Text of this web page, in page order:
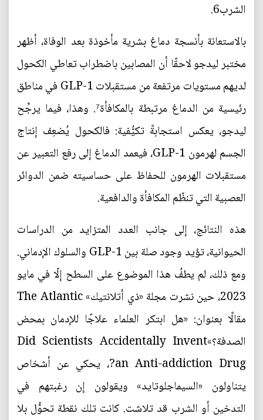
الشرب6.
بالاستعانة بأنسجة دماغ بشرية مأخوذة بعد الوفاة، أظهر
مختبر ليدجو لاحقًا أن المصابين باضطراب تعاطي الكحول
لديهم مستويات مرتفعة من مستقبلات GLP-1 في مناطق
رئيسية من الدماغ مرتبطة بالمكافأة⁷. وهذا، فيما يرجِّح
ليدجو، يعكس استجابةً تكيُّفية: فالكحول يُضعِف إنتاج
الجسم لهرمون GLP-1، فيعمد الدماغ إلى رفع التعبير عن
مستقبلات الهرمون للحفاظ على حساسيته ضمن الدوائر
العصبية التي تنظّم المكافأة والدافعية.
هذه النتائج، إلى جانب العدد المتزايد من الدراسات
الحيوانية، تؤيد وجود صلة بين GLP-1 والسلوك الإدماني.
ومع ذلك، لم يطفُ هذا الموضوع على السطح إلّا في مايو
2023، حين نشرت مجلة «ذي أتلانتيك» The Atlantic
مقالًا بعنوان: «هل ابتكر العلماء علاجًا للإدمان بمحض
الصدفة؟»Did Scientists Accidentally Invent
an Anti-addiction Drug?، يحكي عن أشخاص
يتناولون «السيماجلوتايد» ويقولون إن رغبتهم في
التدخين أو الشرب قد تلاشت. كانت تلك نقطة تحوُّل بلا